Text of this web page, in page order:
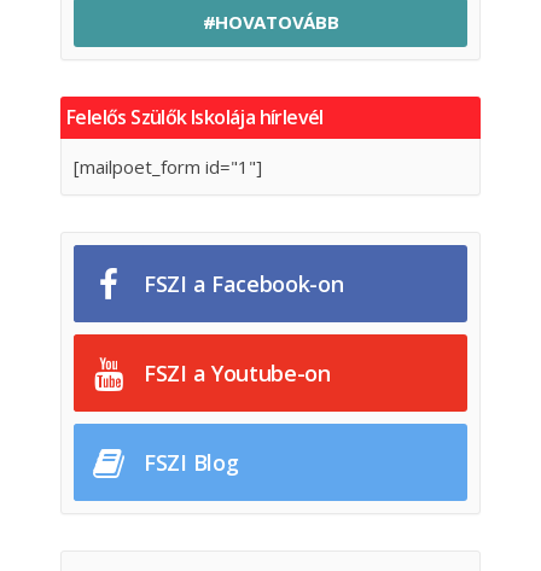
#HOVATOVÁBB
Felelős Szülők Iskolája hírlevél
[mailpoet_form id="1"]
FSZI a Facebook-on
FSZI a Youtube-on
FSZI Blog